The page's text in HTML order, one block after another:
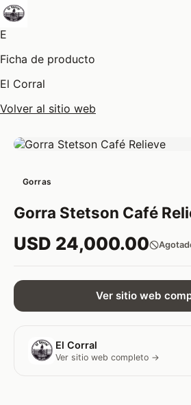
E
Ficha de producto
El Corral
Volver al sitio web
Gorras
Gorra Stetson Café
USD 24,000.00
Ver sitio web
El Corral
Ver sitio web completo →